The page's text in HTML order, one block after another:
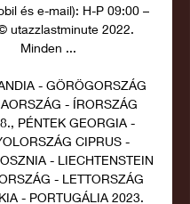
és e-mail): H-P 09:00 –
utazzlastminute 2022.
Minden ...
- GÖRÖGORSZÁG
- ÍRORSZÁG
PÉNTEK GEORGIA -
CIPRUS -
- LIECHTENSTEIN
- LETTORSZÁG
- PORTUGÁLIA 2023.